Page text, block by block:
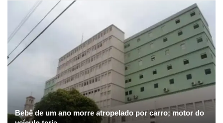
Bebê de um ano morre atropelado por carro; motor do